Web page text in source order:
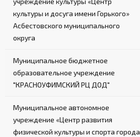
культуры и досуга имени Горького»
Асбестовского муниципального
округа
Муниципальное бюджетное
образовательное учреждение
"КРАСНОУФИМСКИЙ РЦ ДОД"
Муниципальное автономное
учреждение «Центр развития
физической культуры и спорта города